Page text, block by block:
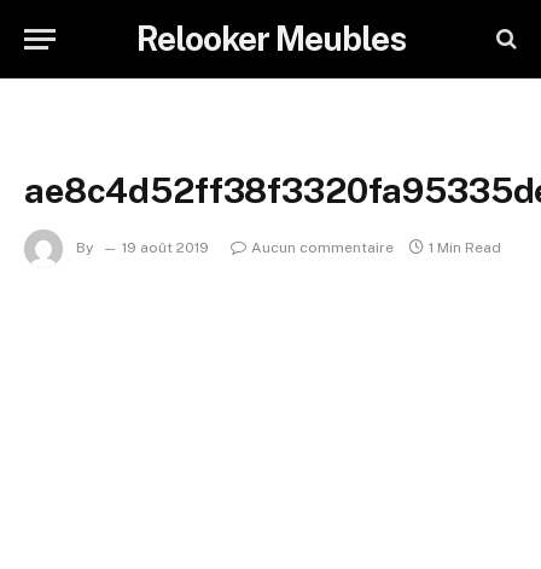
Relooker Meubles
By 19 août 2019 Aucun commentaire 1 Min Read